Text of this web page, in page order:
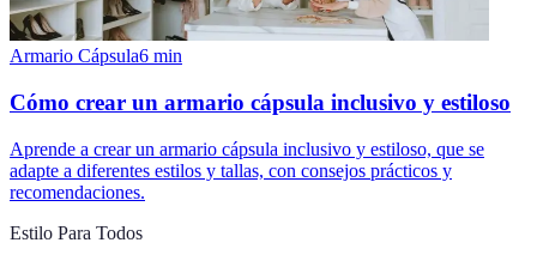
Armario Cápsula6 min
Cómo crear un armario cápsula inclusivo y estiloso
Aprende a crear un armario cápsula inclusivo y estiloso, que se
adapte a diferentes estilos y tallas, con consejos prácticos y
recomendaciones.
Estilo Para Todos